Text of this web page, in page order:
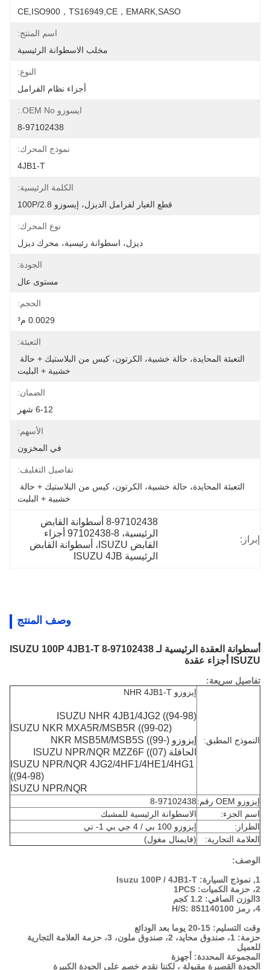
CE,ISO900，TS16949,CE，EMARK,SASO
اسم المنتج:
مخلب الاسطوانة الرئيسية
النوع:
أجزاء نظام الفرامل
ايسوزو OEM No.:
8-97102438
نموذج المحرك:
4JB1-T
الكلمة الرئيسية:
قطع الغيار لفرامل الديزل، إيسوزو 100P/2.8
نوع المحرك:
ديزل، اسطوانة رئيسية، محرك ديزل
الجودة:
مستوى عال
الحجم:
0.0029 م³
التعبئة:
التعبئة المحايدة، حالة خشبية، الكرتون، كيس من البلاستيك + حالة
خشبية + البليت
الضمان:
6-12 شهر
الأسهم:
في المخزون
تفاصيل التغليف:
التعبئة المحايدة، حالة خشبية، الكرتون، كيس من البلاستيك + حالة
خشبية + البليت
إبراز:
8-97102438 أسطوانة القابض
الرئيسية، 8-97102438 أجزاء
القابض ISUZU، أسطوانة القابض
الرئيسية ISUZU 4JB
وصف المنتج
أسطوانة العقدة الرئيسية لـ ISUZU 100P 4JB1-T 8-97102438
ISUZU أجزاء عقدة
تفاصيل سريعة:
النموذج المطبق:
إيزوزو NHR 4JB1-T
ISUZU NHR 4JB1/4JG2 ((94-98)
ISUZU NKR MXA5R/MSB5R ((99-02)
إيزوزو NKR MSB5M/MSB5S ((99-)
الحافلة ISUZU NPR/NQR MZZ6F ((07)
ISUZU NPR/NQR 4JG2/4HF1/4HE1/4HG1
((94-98)
ISUZU NPR/NQR
إيزوزو OEM رقم:
8-97102438
اسم الجزء:
الاسطوانة الرئيسية للمشبك
الطراز:
إيزوزو 100 بي / 4 جي بي 1- تي
العلامة التجارية:
(فايمنال مغول)
الوصف:
1, نموذج السيارة: Isuzu 100P / 4JB1-T
3الوزن الصافي: 1.2 كجم
4، رمز H/S: 851140100
وقت التسليم: 15-20 يوما بعد الودائع
حزمة: 1، صندوق محايد، 2، صندوق ملون، 3، حزمة العلامة التجارية
للعميل
المجموعة المحددة: أجهزة
الجودة القصيرة مقبولة ، لكننا نقدم خصم على الجودة الكبيرة